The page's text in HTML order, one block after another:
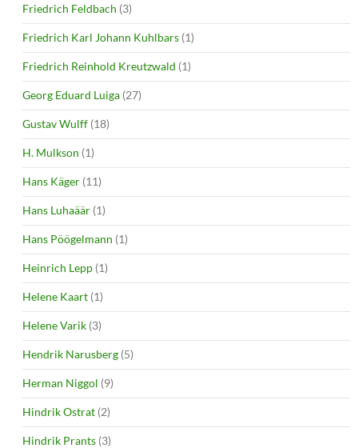
Friedrich Feldbach (3)
Friedrich Karl Johann Kuhlbars (1)
Friedrich Reinhold Kreutzwald (1)
Georg Eduard Luiga (27)
Gustav Wulff (18)
H. Mulkson (1)
Hans Käger (11)
Hans Luhaäär (1)
Hans Pöögelmann (1)
Heinrich Lepp (1)
Helene Kaart (1)
Helene Varik (3)
Hendrik Narusberg (5)
Herman Niggol (9)
Hindrik Ostrat (2)
Hindrik Prants (3)